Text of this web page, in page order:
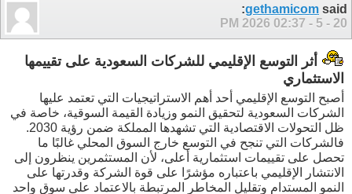
gethamicom said:
20 - 5 - 2026
02:37 PM
أثر التوسع الإقليمي للشركات السعودية على تقييمها
الاستثماري
أصبح التوسع الإقليمي أحد أهم الاستراتيجيات التي تعتمد عليها
الشركات السعودية لتحقيق النمو وزيادة القيمة السوقية، خاصة في
ظل التحولات الاقتصادية التي تشهدها المملكة ضمن رؤية 2030.
فالشركات التي تنجح في التوسع خارج السوق المحلي غالبًا ما
تحصل على تقييمات استثمارية أعلى، لأن المستثمرين ينظرون إلى
الانتشار الإقليمي باعتباره مؤشرًا على قوة الشركة وقدرتها على
النمو المستدام وتقليل المخاطر المرتبطة بالاعتماد على سوق واحد